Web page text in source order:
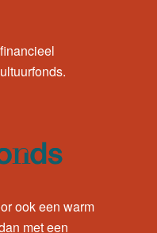
ook een warm
met een